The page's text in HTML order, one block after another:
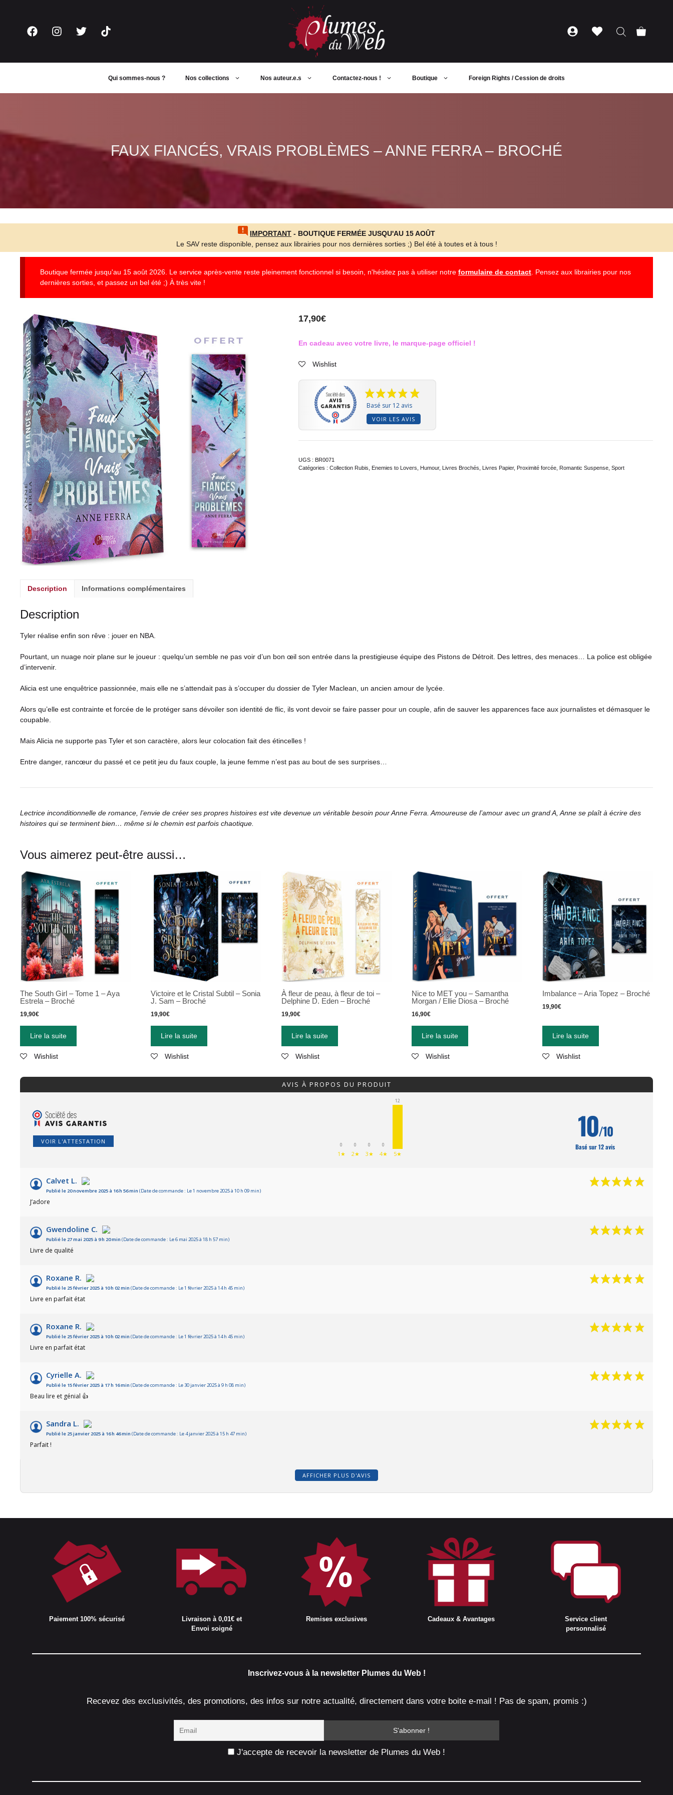
Qui sommes-nous ? Nos collections Nos auteur.e.s Contactez-nous ! Boutique Foreign Rights / Cession de droits
FAUX FIANCÉS, VRAIS PROBLÈMES – ANNE FERRA – BROCHÉ
IMPORTANT - BOUTIQUE FERMÉE JUSQU'AU 15 AOÛT
Le SAV reste disponible, pensez aux librairies pour nos dernières sorties ;) Bel été à toutes et à tous !
Boutique fermée jusqu'au 15 août 2026. Le service après-vente reste pleinement fonctionnel si besoin, n'hésitez pas à utiliser notre formulaire de contact . Pensez aux librairies pour nos
dernières sorties, et passez un bel été ;) À très vite !
17,90€
En cadeau avec votre livre, le marque-page officiel !
Wishlist
Basé sur 12 avis
VOIR LES AVIS
UGS : BR0071
Catégories :Collection Rubis Enemies to Lovers Humour, Livres Brochés Livres Papier, Proximité forcée Romantic Suspense ,Sport
Description Informations complémentaires
Description
Tyler réalise enfin son rêve : jouer en NBA.
Pourtant, un nuage noir plane sur le joueur : quelqu’un semble ne pas voir d’un bon œil son entrée dans la prestigieuse équipe des Pistons de Détroit. Des lettres, des menaces… La police est obligée
d’intervenir.
Alicia est une enquêtrice passionnée, mais elle ne s’attendait pas à s’occuper du dossier de Tyler Maclean, un ancien amour de lycée.
Alors qu’elle est contrainte et forcée de le protéger sans dévoiler son identité de flic, ils vont devoir se faire passer pour un couple, afin de sauver les apparences face aux journalistes et démasquer le
coupable.
Mais Alicia ne supporte pas Tyler et son caractère, alors leur colocation fait des étincelles !
Entre danger, rancœur du passé et ce petit jeu du faux couple, la jeune femme n’est pas au bout de ses surprises…
Lectrice inconditionnelle de romance, l’envie de créer ses propres histoires est vite devenue un véritable besoin pour Anne Ferra. Amoureuse de l’amour avec un grand A, Anne se plaît à écrire des
histoires qui se terminent bien… même si le chemin est parfois chaotique.
Vous aimerez peut-être aussi…
The South Girl – Tome 1 – Aya
Estrela – Broché
19,90€
Lire la suite
Wishlist
Victoire et le Cristal Subtil – Sonia
J. Sam – Broché
19,90€
Lire la suite
Wishlist
À fleur de peau, à fleur de toi –
Delphine D. Eden – Broché
19,90€
Lire la suite
Wishlist
Nice to MET you – Samantha
Morgan / Ellie Diosa – Broché
16,90€
Lire la suite
Wishlist
Imbalance – Aria Topez – Broché
19,90€
Lire la suite
Wishlist
AVIS À PROPOS DU PRODUIT
VOIR L'ATTESTATION 0
1★
0
2★
0
3★
0
4★
12
5★
10/10
Basé sur 12 avis
Calvet L.
Publié le 20 novembre 2025 à 16 h 56 min (Date de commande : Le 1 novembre 2025 à 10 h 09 min)
J’adore
Gwendoline C.
Publié le 27 mai 2025 à 9 h 20 min (Date de commande : Le 6 mai 2025 à 18 h 57 min)
Livre de qualité
Roxane R.
Publié le 25 février 2025 à 10 h 02 min (Date de commande : Le 1 février 2025 à 14 h 45 min)
Livre en parfait état
Roxane R.
Publié le 25 février 2025 à 10 h 02 min (Date de commande : Le 1 février 2025 à 14 h 45 min)
Livre en parfait état
Cyrielle A.
Publié le 15 février 2025 à 17 h 16 min (Date de commande : Le 30 janvier 2025 à 9 h 08 min)
Beau lire et génial 👍
Sandra L.
Publié le 25 janvier 2025 à 16 h 46 min (Date de commande : Le 4 janvier 2025 à 15 h 47 min)
Parfait !
AFFICHER PLUS D'AVIS
Paiement 100% sécurisé
Livraison à 0,01€ et
Envoi soigné
Remises exclusives Cadeaux & Avantages
Service client
personnalisé
Inscrivez-vous à la newsletter Plumes du Web !
Recevez des exclusivités, des promotions, des infos sur notre actualité, directement dans votre boite e-mail ! Pas de spam, promis :)
J'accepte de recevoir la newsletter de Plumes du Web !